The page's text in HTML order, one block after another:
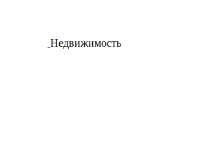
Недвижимость